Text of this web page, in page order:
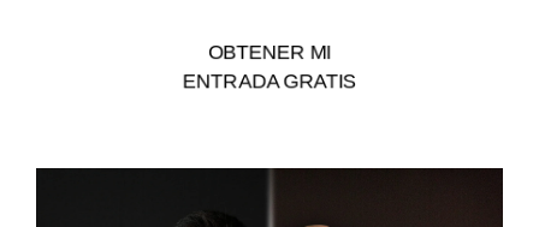
OBTENER MI
ENTRADA GRATIS